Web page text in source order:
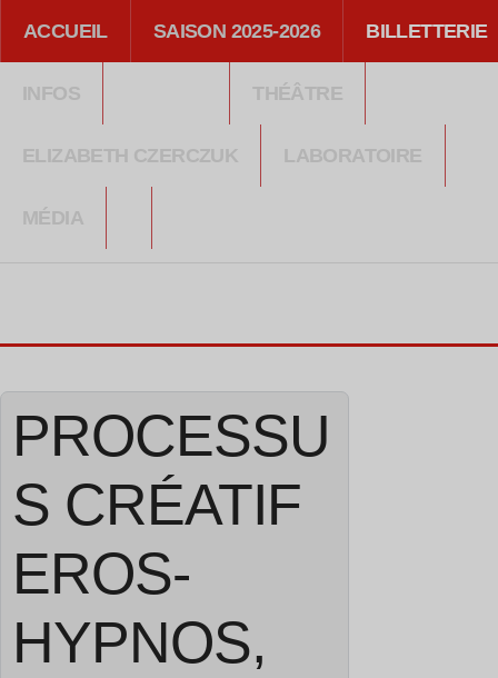
ACCUEIL SAISON 2025-2026 BILLETTERIE
INFOS THÉÂTRE
ELIZABETH CZERCZUK LABORATOIRE
MÉDIA
PROCESSU
S CRÉATIF
EROS-
HYPNOS,